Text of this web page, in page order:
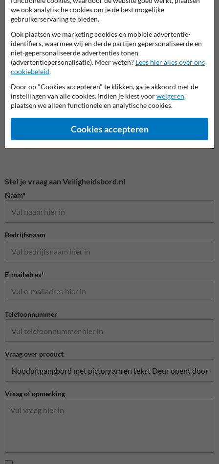
Nooduitgang bordjes
Veiligheidsborden voor
terrein
Stel je vraag aan Veiligheidsbord.nl
Naam*
Bedrijfsnaam
E-mailadres*
Telefoonnummer
Vraag over product
Vraag of opmerking
we ook analytische cookies om je de best mogelijke
gebruikerservaring te bieden.
Ook plaatsen we marketing cookies en mobiele advertentie-
identifiers, waarmee wij en derde partijen gepersonaliseerde en
niet-gepersonaliseerde advertenties tonen
(advertentiepersonalisatie). Meer weten? Lees hier alles over ons
cookiebeleid.
Door op "Cookies accepteren" te klikken, ga je akkoord met de
instellingen van alle cookies. Indien je kiest voorweigeren,
plaatsen we alleen functionele en analytische cookies.
Cookies accepteren